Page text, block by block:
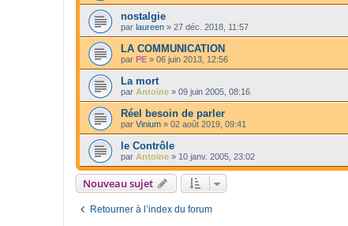
nostalgie
par laureen » 27 déc. 2018, 11:57
LA COMMUNICATION
par PE » 06 juin 2013, 12:56
La mort
par Antoine » 09 juin 2005, 08:16
Réel besoin de parler
par Vinium » 02 août 2019, 09:41
le Contrôle
par Antoine » 10 janv. 2005, 23:02
Nouveau sujet
Retourner à l’index du forum